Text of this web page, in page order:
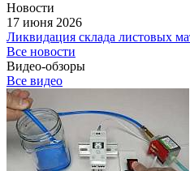
Новости
17 июня 2026
Ликвидация склада листовых
Все новости
Видео-обзоры
Все видео